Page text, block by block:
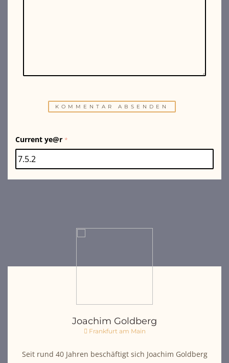
Current ye@r *
Joachim Goldberg
Frankfurt am Main
Seit rund 40 Jahren beschäftigt sich Joachim Goldberg